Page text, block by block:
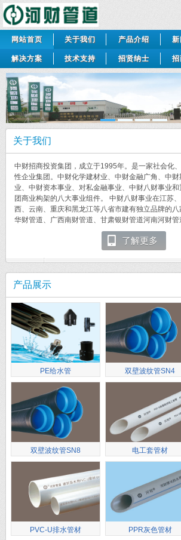
网站首页 关于我们 产品介绍
解决方案 技术支持 招贤纳士 招
关于我们
中财招商投资集团，成立于1995年。是一家社会化
性企业集团。中财化学建材业、中财金融广角、中
业、中财资本事业、对私金融事业、中财八财事业
团商业构架的八大事业组件。 中财八财事业在江苏
西、云南、重庆和黑龙江等八省市建有独立品牌的
华财管道、广西南财管道、甘肃银财管道河南河财
了解更多
产品展示
PE给水管 双壁波纹管SN4
双壁波纹管SN8 电工套管材
PVC-U排水管材 PPR灰色管材